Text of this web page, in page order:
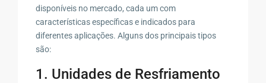
disponíveis no mercado, cada um com
características específicas e indicados para
diferentes aplicações. Alguns dos principais tipos
são:
1. Unidades de Resfriamento